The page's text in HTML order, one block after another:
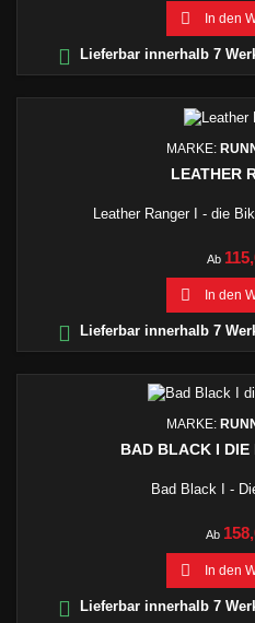
 In den
 Lieferbar innerhalb 7
MARKE:
LEATHER
Leather Ranger I - die
Ab
 In den
 Lieferbar innerhalb 7
MARKE:
BAD BLACK I DIE
Bad Black I -
Ab
 In den
 Lieferbar innerhalb 7